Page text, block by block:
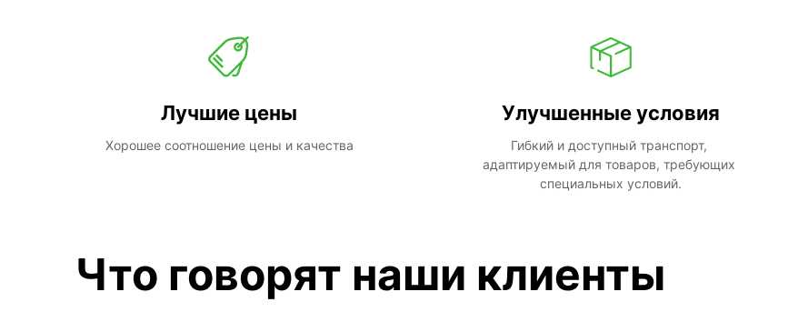
Лучшие цены
Хорошее соотношение цены и качества
Улучшенные условия
Гибкий и доступный транспорт,
адаптируемый для товаров, требующих
специальных условий.
Что говорят наши клиенты